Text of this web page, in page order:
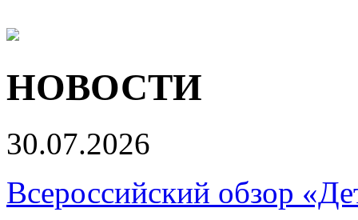
НОВОСТИ
30.07.2026
Всероссийский обзор